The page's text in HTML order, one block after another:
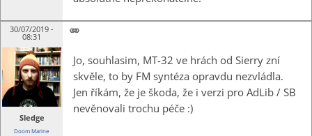
30/07/2019 -
08:31
Sledge
Doom Marine
Jo, souhlasim, MT-32 ve hrách od Sierry zní
skvěle, to by FM syntéza opravdu nezvládla.
Jen říkám, že je škoda, že i verzi pro AdLib / SB
nevěnovali trochu péče :)